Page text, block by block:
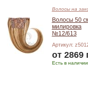
Волосы на
Волосы 50
милировка
№12/613
Артикул:
от 2869
Есть в наличии